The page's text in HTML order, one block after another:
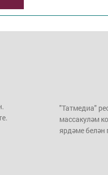
"Татмедиа"
массакуләм
ярдәме белән